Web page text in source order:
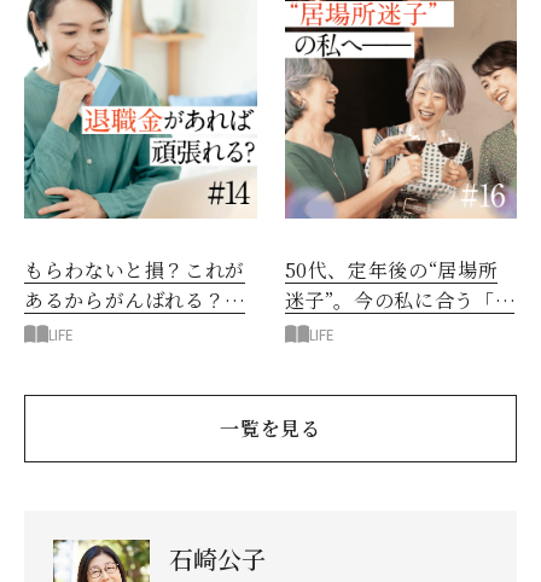
もらわないと損？これが
あるからがんばれる？定
年女子の「退職金」問題
LIFE
50代、定年後の“居場所
迷子”。今の私に合う「心
地いい場」の見つけ方
LIFE
一覧を見る
石崎公子